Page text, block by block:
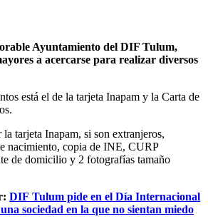
Ayuntamiento del DIF Tulum,
a acercarse para realizar diversos
está el de la tarjeta Inapam y la Carta de
tarjeta Inapam, si son extranjeros,
nacimiento, copia de INE, CURP
de domicilio y 2 fotografías tamaño
DIF Tulum pide en el Día Internacional
sociedad en la que no sientan miedo